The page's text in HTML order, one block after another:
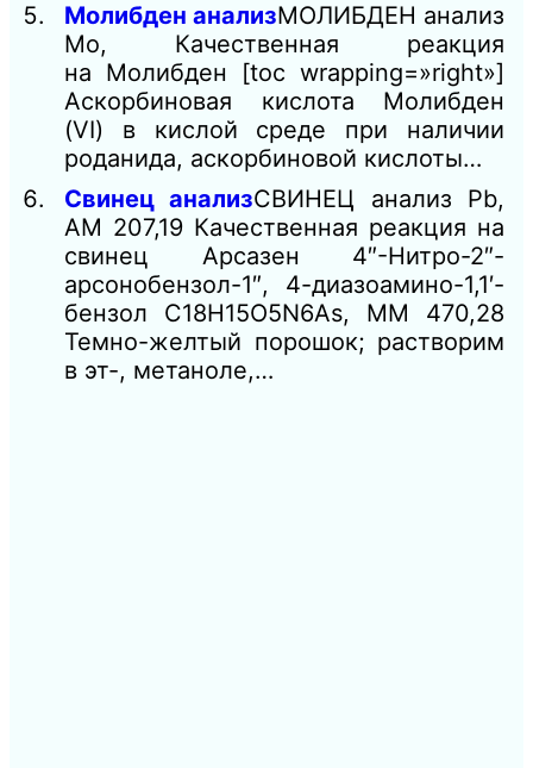
Молибден анализМОЛИБДЕН анализ
Mo, Качественная реакция
на Молибден [toc wrapping=»right»]
Аскорбиновая кислота Молибден
(VI) в кислой среде при наличии
роданида, аскорбиновой кислоты…
Свинец анализСВИНЕЦ анализ Pb,
AM 207,19 Качественная реакция на
свинец Арсазен 4″-Нитро-2″-
арсонобензол-1″, 4-диазоамино-1,1′-
бензол C18H15O5N6As, ММ 470,28
Темно-желтый порошок; растворим
в эт-, метаноле,…